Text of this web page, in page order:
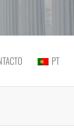
judicial portuguesa
PT